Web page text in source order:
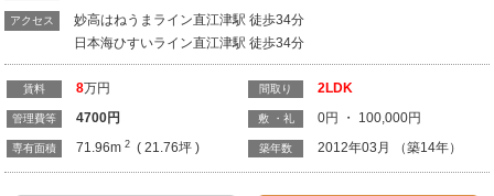
アクセス
妙高はねうまライン直江津駅 徒歩34分
日本海ひすいライン直江津駅 徒歩34分
賃料 8万円
管理費等 4700円
専有面積 71.96m 2( 21.76坪 )
間取り 2LDK
敷 ・礼 0円 ・ 100,000円
築年数 2012年03月 （築14年）